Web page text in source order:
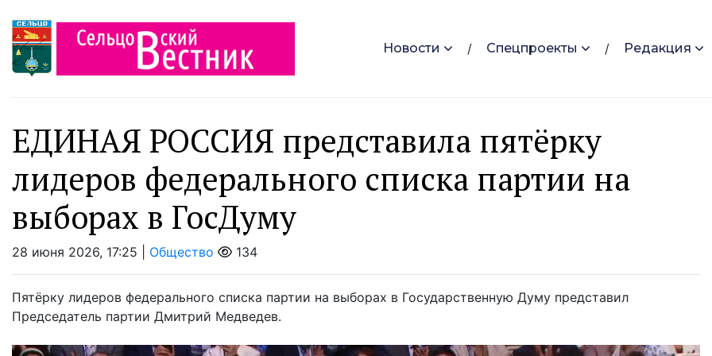
Новости Спецпроекты Редакция
ЕДИНАЯ РОССИЯ представила пятёрку
лидеров федерального списка партии на
выборах в ГосДуму
28 июня 2026, 17:25 | Общество 134
Пятёрку лидеров федерального списка партии на выборах в Государственную Думу представил
Председатель партии Дмитрий Медведев.